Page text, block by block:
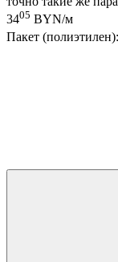
3405 BYN/м
Пакет